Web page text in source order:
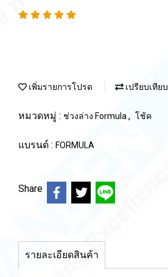
เพิ่มรายการโปรด เปรียบเทียบ
หมวดหมู่ : ช่วงล่าง Formula , โช้ค
แบรนด์ : FORMULA
Share
รายละเอียดสินค้า